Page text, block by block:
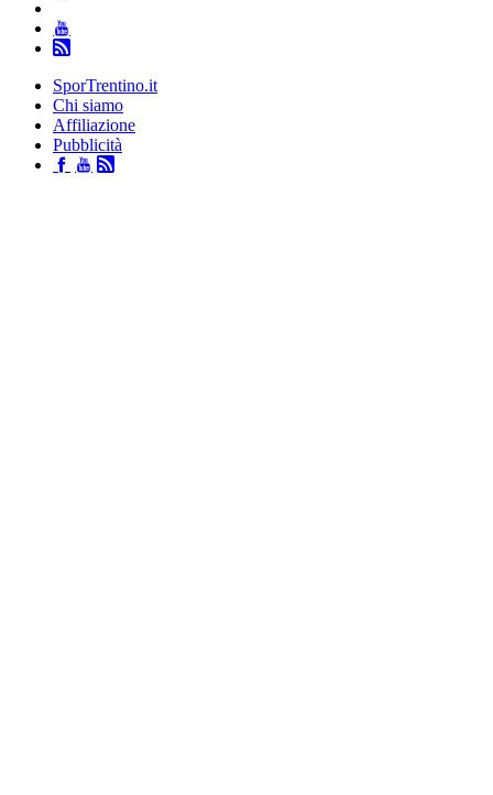
SporTrentino.it
Chi siamo
Affiliazione
Pubblicità